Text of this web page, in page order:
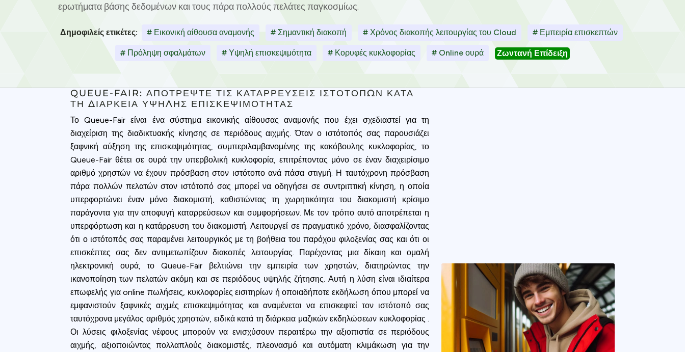
ερωτήματα βάσης δεδομένων και τους πάρα πολλούς πελάτες παγκοσμίως.
Δημοφιλείς ετικέτες: # Εικονική αίθουσα αναμονής # Σημαντική διακοπή # Χρόνος διακοπής λειτουργίας του Cloud # Εμπειρία επισκεπτών
# Πρόληψη σφαλμάτων # Υψηλή επισκεψιμότητα # Κορυφές κυκλοφορίας # Online ουρά Ζωντανή Επίδειξη
QUEUE-FAIR: ΑΠΟΤΡΈΨΤΕ ΤΙΣ ΚΑΤΑΡΡΕΎΣΕΙΣ ΙΣΤΌΤΟΠΩΝ ΚΑΤΆ
ΤΗ ΔΙΆΡΚΕΙΑ ΥΨΗΛΉΣ ΕΠΙΣΚΕΨΙΜΌΤΗΤΑΣ
Το Queue-Fair είναι ένα σύστημα εικονικής αίθουσας αναμονής που έχει σχεδιαστεί για τη
διαχείριση της διαδικτυακής κίνησης σε περιόδους αιχμής. Όταν ο ιστότοπός σας παρουσιάζει
ξαφνική αύξηση της επισκεψιμότητας, συμπεριλαμβανομένης της κακόβουλης κυκλοφορίας, το
Queue-Fair θέτει σε ουρά την υπερβολική κυκλοφορία, επιτρέποντας μόνο σε έναν διαχειρίσιμο
αριθμό χρηστών να έχουν πρόσβαση στον ιστότοπο ανά πάσα στιγμή. Η ταυτόχρονη πρόσβαση
πάρα πολλών πελατών στον ιστότοπό σας μπορεί να οδηγήσει σε συντριπτική κίνηση, η οποία
υπερφορτώνει έναν μόνο διακομιστή, καθιστώντας τη χωρητικότητα του διακομιστή κρίσιμο
παράγοντα για την αποφυγή καταρρεύσεων και συμφορήσεων. Με τον τρόπο αυτό αποτρέπεται η
υπερφόρτωση και η κατάρρευση του διακομιστή. Λειτουργεί σε πραγματικό χρόνο, διασφαλίζοντας
ότι ο ιστότοπός σας παραμένει λειτουργικός με τη βοήθεια του παρόχου φιλοξενίας σας και ότι οι
επισκέπτες σας δεν αντιμετωπίζουν διακοπές λειτουργίας. Παρέχοντας μια δίκαιη και ομαλή
ηλεκτρονική ουρά, το Queue-Fair βελτιώνει την εμπειρία των χρηστών, διατηρώντας την
ικανοποίηση των πελατών ακόμη και σε περιόδους υψηλής ζήτησης. Αυτή η λύση είναι ιδιαίτερα
επωφελής για online πωλήσεις, κυκλοφορίες εισιτηρίων ή οποιαδήποτε εκδήλωση όπου μπορεί να
εμφανιστούν ξαφνικές αιχμές επισκεψιμότητας και αναμένεται να επισκεφτεί τον ιστότοπό σας
ταυτόχρονα μεγάλος αριθμός χρηστών, ειδικά κατά τη διάρκεια μαζικών εκδηλώσεων κυκλοφορίας .
Οι λύσεις φιλοξενίας νέφους μπορούν να ενισχύσουν περαιτέρω την αξιοπιστία σε περιόδους
αιχμής, αξιοποιώντας πολλαπλούς διακομιστές, πλεονασμό και αυτόματη κλιμάκωση για την